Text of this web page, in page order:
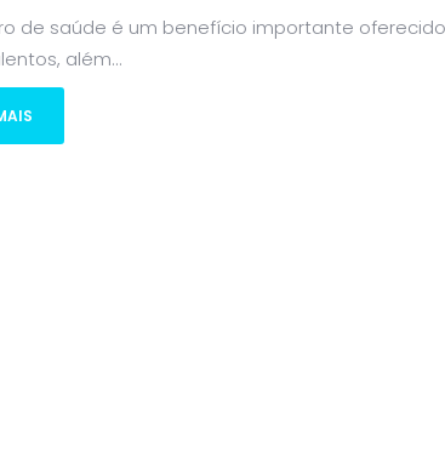
de saúde é um benefício importante
além...